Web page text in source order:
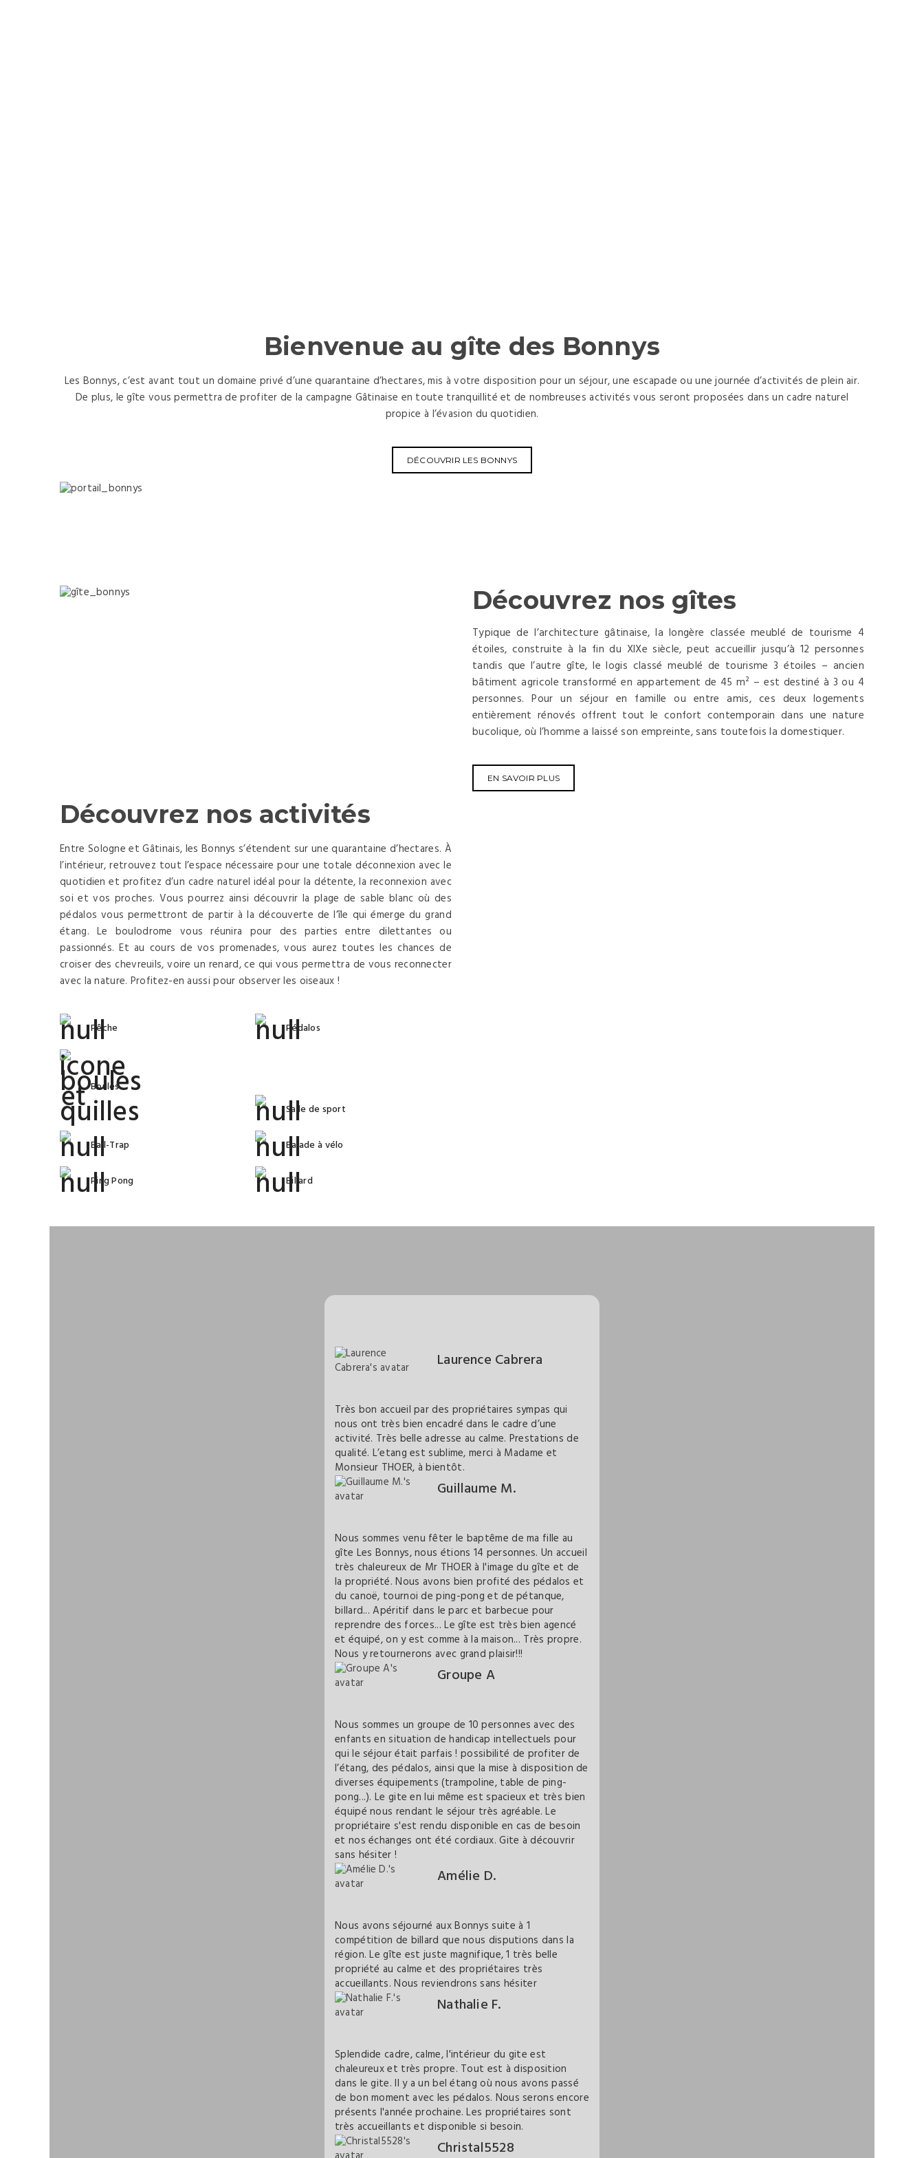
Bienvenue au gîte des Bonnys
Les Bonnys, c’est avant tout un domaine privé d’une quarantaine d’hectares, mis à votre disposition pour un séjour, une escapade ou une journée d’activités de plein air.
De plus, le gîte vous permettra de profiter de la campagne Gâtinaise en toute tranquillité et de nombreuses activités vous seront proposées dans un cadre naturel
propice à l’évasion du quotidien.
DÉCOUVRIR LES BONNYS
Découvrez nos gîtes
Typique de l’architecture gâtinaise, la longère classée meublé de tourisme 4
étoiles, construite à la fin du XIXe siècle, peut accueillir jusqu’à 12 personnes
tandis que l’autre gîte, le logis classé meublé de tourisme 3 étoiles – ancien
bâtiment agricole transformé en appartement de 45 m² – est destiné à 3 ou 4
personnes. Pour un séjour en famille ou entre amis, ces deux logements
entièrement rénovés offrent tout le confort contemporain dans une nature
bucolique, où l’homme a laissé son empreinte, sans toutefois la domestiquer.
EN SAVOIR PLUS
Découvrez nos activités
Entre Sologne et Gâtinais, les Bonnys s’étendent sur une quarantaine d’hectares. À
l’intérieur, retrouvez tout l’espace nécessaire pour une totale déconnexion avec le
quotidien et profitez d’un cadre naturel idéal pour la détente, la reconnexion avec
soi et vos proches. Vous pourrez ainsi découvrir la plage de sable blanc où des
pédalos vous permettront de partir à la découverte de l’île qui émerge du grand
étang. Le boulodrome vous réunira pour des parties entre dilettantes ou
passionnés. Et au cours de vos promenades, vous aurez toutes les chances de
croiser des chevreuils, voire un renard, ce qui vous permettra de vous reconnecter
avec la nature. Profitez-en aussi pour observer les oiseaux !
Pêche Pédalos
Boules
Salle de sport
Ball-Trap Balade à vélo
Ping Pong Billard
Laurence Cabrera
Très bon accueil par des propriétaires sympas qui
nous ont très bien encadré dans le cadre d’une
activité. Très belle adresse au calme. Prestations de
qualité. L’etang est sublime, merci à Madame et
Monsieur THOER, à bientôt.
Guillaume M.
Nous sommes venu fêter le baptême de ma fille au
gîte Les Bonnys, nous étions 14 personnes. Un accueil
très chaleureux de Mr THOER à l'image du gîte et de
la propriété. Nous avons bien profité des pédalos et
du canoë, tournoi de ping-pong et de pétanque,
billard... Apéritif dans le parc et barbecue pour
reprendre des forces... Le gîte est très bien agencé
et équipé, on y est comme à la maison... Très propre.
Nous y retournerons avec grand plaisir!!!
Groupe A
Nous sommes un groupe de 10 personnes avec des
enfants en situation de handicap intellectuels pour
qui le séjour était parfais ! possibilité de profiter de
l’étang, des pédalos, ainsi que la mise à disposition de
diverses équipements (trampoline, table de ping-
pong...). Le gite en lui même est spacieux et très bien
équipé nous rendant le séjour très agréable. Le
propriétaire s'est rendu disponible en cas de besoin
et nos échanges ont été cordiaux. Gite à découvrir
sans hésiter !
Amélie D.
Nous avons séjourné aux Bonnys suite à 1
compétition de billard que nous disputions dans la
région. Le gîte est juste magnifique, 1 très belle
propriété au calme et des propriétaires très
accueillants. Nous reviendrons sans hésiter
Nathalie F.
Splendide cadre, calme, l'intérieur du gite est
chaleureux et très propre. Tout est à disposition
dans le gite. Il y a un bel étang où nous avons passé
de bon moment avec les pédalos. Nous serons encore
présents l'année prochaine. Les propriétaires sont
très accueillants et disponible si besoin.
Christal5528